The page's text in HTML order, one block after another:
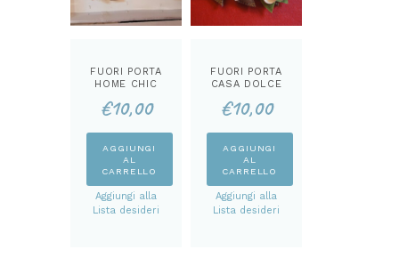
FUORI PORTA
HOME CHIC
LO
€10,00
AGGIUNGI
AL
CARRELLO
Aggiungi alla
Lista desideri
FUORI PORTA
CASA DOLCE
CARTAMODEL
€10,00
AGGIUNGI
AL
CARRELLO
Aggiungi alla
Lista desideri